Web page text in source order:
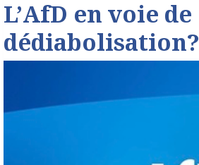
L’AfD en voie de
dédiabolisation?